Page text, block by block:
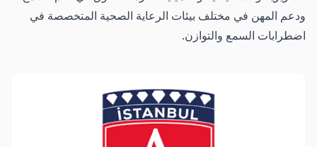
ودعم المهن في مختلف بيئات الرعاية الصحية المتخصصة في
اضطرابات السمع والتوازن.